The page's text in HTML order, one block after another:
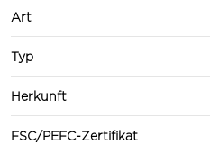
Art
Typ
Herkunft
FSC/PEFC-Zertifikat